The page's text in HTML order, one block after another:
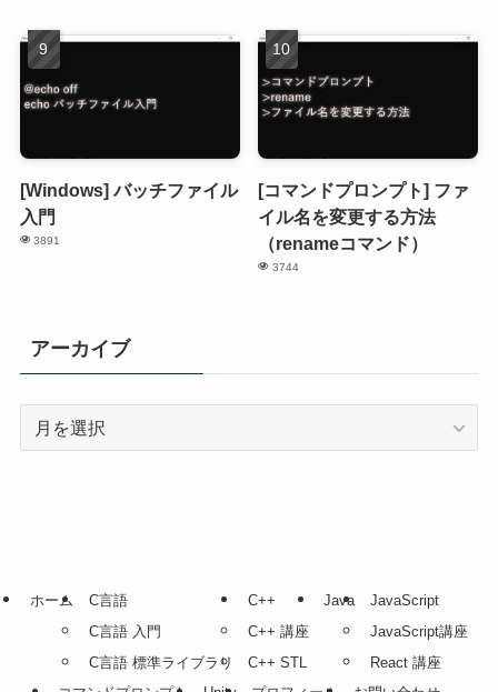
[Windows] バッチファイル
入門
3891
[コマンドプロンプト] ファ
イル名を変更する方法
（renameコマンド）
3744
アーカイブ
ホーム
C言語
C言語 入門
C言語 標準ライブラリ
C++
C++ 講座
C++ STL
Java
JavaScript
JavaScript講座
React 講座